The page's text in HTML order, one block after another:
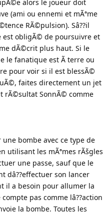
alors le joueur doit
(ami ou ennemi et mÃªme
RÃ©pulsion). Sâ??il
est obligÃ© de poursuivre et
dÃ©crit plus haut. Si le
le fanatique est Ã terre ou
pour voir si il est blessÃ©
faites directement un jet
rÃ©sultat SonnÃ© comme
bombe avec ce type de
utilisant les mÃªmes rÃšgles
une passe, sauf que le
dâ??effectuer son lancer
il a besoin pour allumer la
pas comme lâ??action
la bombe. Toutes les